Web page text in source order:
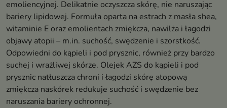
emoliencyjnej. Delikatnie oczyszcza skórę, nie naruszając
bariery lipidowej. Formuła oparta na estrach z masła shea,
witaminie E oraz emolientach zmiękcza, nawilża i łagodzi
objawy atopii – m.in. suchość, swędzenie i szorstkość.
Odpowiedni do kąpieli i pod prysznic, również przy bardzo
suchej i wrażliwej skórze. Olejek AZS do kąpieli i pod
prysznic natłuszcza chroni i łagodzi skórę atopową
zmiękcza naskórek redukuje suchość i swędzenie bez
naruszania bariery ochronnej.